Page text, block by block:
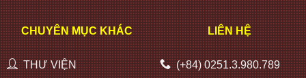
CHUYÊN MỤC KHÁC
THƯ VIỆN
LIÊN HỆ
(+84) 0251.3.980.789